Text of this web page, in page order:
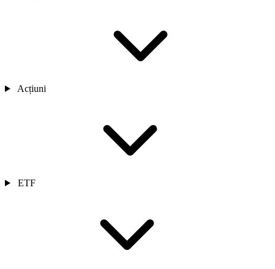
Acțiuni
ETF